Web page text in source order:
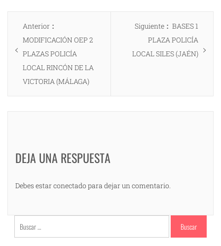
Navegación
entradas
Anterior
anterior:
MODIFICACIÓN OEP 2
PLAZAS POLICÍA
LOCAL RINCÓN DE LA
VICTORIA (MÁLAGA)
Siguiente
Entrada
siguiente:
BASES 1
PLAZA POLICÍA
LOCAL SILES (JAÉN)
DEJA UNA RESPUESTA
Debes estar conectado para dejar un comentario.
Buscar: